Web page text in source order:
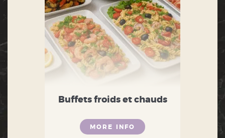
Buffets froids et chauds
MORE INFO